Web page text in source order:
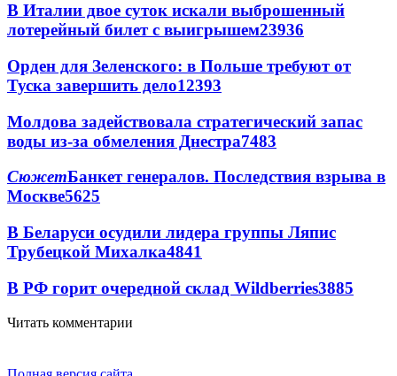
В Италии двое суток искали выброшенный
лотерейный билет с выигрышем23936
Орден для Зеленского: в Польше требуют от
Туска завершить дело12393
Молдова задействовала стратегический запас
воды из-за обмеления Днестра7483
СюжетБанкет генералов. Последствия взрыва в
Москве5625
В Беларуси осудили лидера группы Ляпис
Трубецкой Михалка4841
В РФ горит очередной склад Wildberries3885
Читать комментарии